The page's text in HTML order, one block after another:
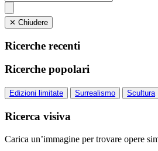
✕ Chiudere
Ricerche recenti
Ricerche popolari
Edizioni limitate Surrealismo Scultura
Ricerca visiva
Carica un’immagine per trovare opere